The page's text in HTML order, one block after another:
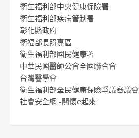
衛生福利部中央健康保險署
衛生福利部疾病管制署
彰化縣政府
衛福部長照專區
衛生福利部國民健康署
中華民國醫師公會全國聯合會
台灣醫學會
衛生福利部全民健康保險爭議審議會
社會安全網 -關懷e起來